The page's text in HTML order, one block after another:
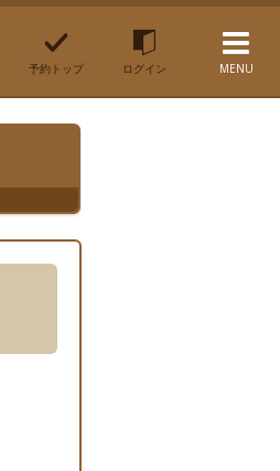
予約トップ ログイン MENU